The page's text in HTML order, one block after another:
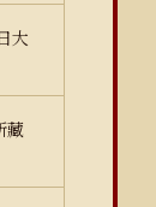
大
藏